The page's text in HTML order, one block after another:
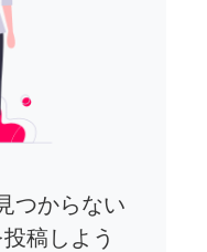
つからない
稿しよう